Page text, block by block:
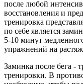
после любой
восстановления и
тренировка
по себе является
5-10 минут
упражнений на
Заминка после бега -
тренировки. В